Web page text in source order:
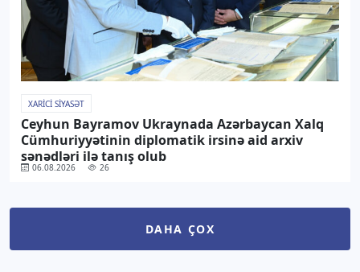
XARICI SIYASƏT
Ceyhun Bayramov Ukraynada Azərbaycan Xalq
Cümhuriyyətinin diplomatik irsinə aid arxiv
sənədləri ilə tanış olub
06.08.2026 26
DAHA ÇOX